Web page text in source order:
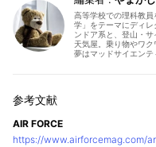
高等学校での理科教
学」をテーマにディ
ンドア系と、登山・
天気屋。乗り物やワ
夢はマッドサイエン
AIR FORCE
https://www.airforcemag.com/